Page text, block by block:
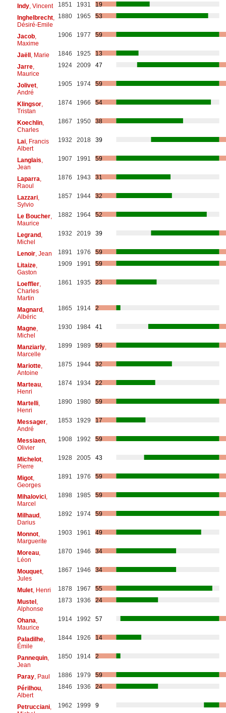
Indy, Vincent 1851 1931
19
Inghelbrecht,
Désiré-Emile
1880 1965 53
Jacob,
Maxime
1906 1977 59
Jaëll, Marie 1846 1925
13
Jarre,
Maurice
1924 2009 47
Jolivet,
André
1905 1974 59
Klingsor,
Tristan
1874 1966 54
Koechlin,
Charles
1867 1950 38
Lai, Francis
Albert
1932 2018 39
Langlais
Jean
1907 1991 59
Laparra
Raoul
1876 1943 31
Lazzari,
Sylvio
1857 1944 32
Le Boucher,
Maurice
1882 1964 52
Legrand,
Michel
1932 2019 39
Lenoir, Jean 1891 1976
59
Litaize,
Gaston
1909 1991 59
Loeffler,
Charles
Martin
1861 1935 23
Magnard,
Albéric
1865 1914 2
Magne,
Michel
1930 1984 41
Manziarly,
Marcelle
1899 1989 59
Mariotte,
Antoine
1875 1944 32
Marteau,
Henri
1874 1934 22
Martelli,
Henri
1890 1980 59
Messager,
André
1853 1929 17
Messiaen,
Olivier
1908 1992 59
Michelot,
Pierre
1928 2005 43
Migot,
Georges
1891 1976 59
Mihalovici,
Marcel
1898 1985 59
Milhaud,
Darius
1892 1974 59
Monnot,
Marguerite
1903 1961 49
Moreau,
Léon
1870 1946 34
Mouquet,
Jules
1867 1946 34
Mulet, Henri 1878 1967
55
Mustel,
Alphonse
1873 1936 24
Ohana
Maurice
1914 1992 57
Paladilhe,
Émile
1844 1926 14
Pannequin,
Jean
1850 1914 2
Paray, Paul 1886 1979
59
Périlhou,
Albert
1846 1936 24
Petrucciani,
1962 1999 9